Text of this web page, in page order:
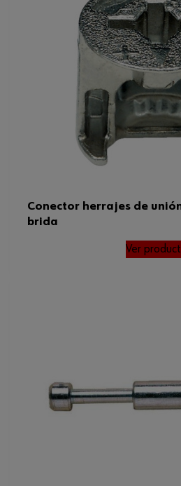
Conector herrajes de
brida
Ver